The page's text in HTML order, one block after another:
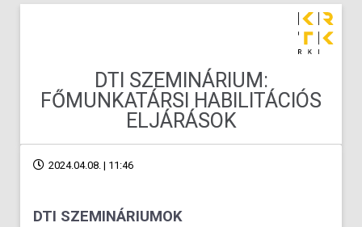
DTI SZEMINÁRIUM:
FŐMUNKATÁRSI HABILITÁCIÓS
ELJÁRÁSOK
2024.04.08. | 11:46
DTI SZEMINÁRIUMOK